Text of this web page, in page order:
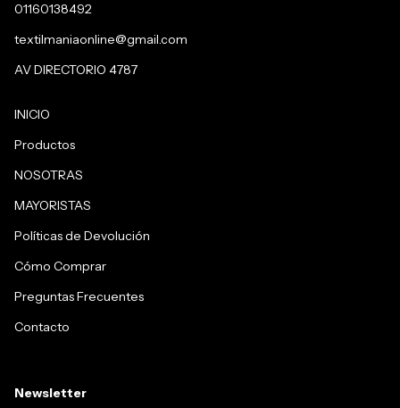
01160138492
textilmaniaonline@gmail.com
AV DIRECTORIO 4787
INICIO
Productos
NOSOTRAS
MAYORISTAS
Políticas de Devolución
Cómo Comprar
Preguntas Frecuentes
Contacto
Newsletter